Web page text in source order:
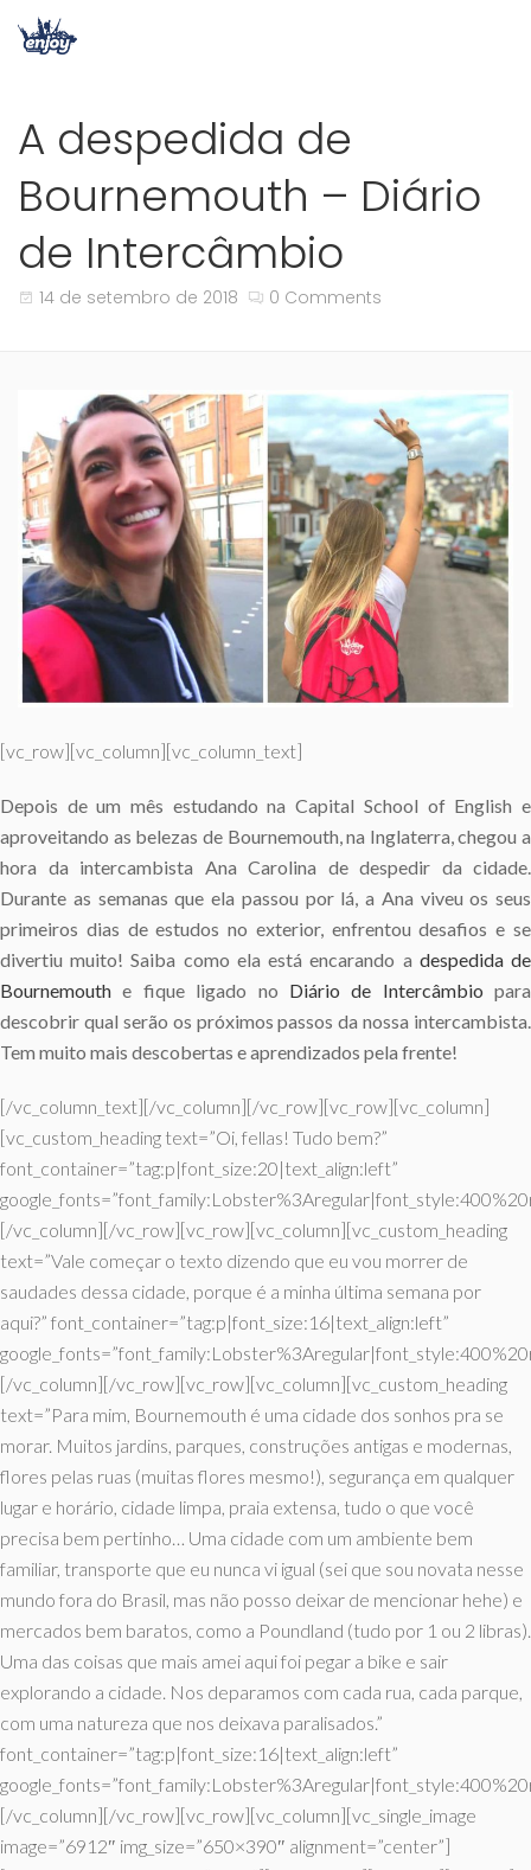
A despedida de
Bournemouth – Diário
de Intercâmbio
14 de setembro de 2018 0 Comments
[vc_row][vc_column][vc_column_text]
Depois de um mês estudando na Capital School of English e
aproveitando as belezas de Bournemouth, na Inglaterra, chegou a
hora da intercambista Ana Carolina de despedir da cidade.
Durante as semanas que ela passou por lá, a Ana viveu os seus
primeiros dias de estudos no exterior, enfrentou desafios e se
divertiu muito! Saiba como ela está encarando a despedida de
Bournemouthe fique ligado no Diário de Intercâmbio para
descobrir qual serão os próximos passos da nossa intercambista.
Tem muito mais descobertas e aprendizados pela frente!
[/vc_column_text][/vc_column][/vc_row][vc_row][vc_column]
[vc_custom_heading text=”Oi, fellas! Tudo bem?”
font_container=”tag:p|font_size:20|text_align:left”
[/vc_column][/vc_row][vc_row][vc_column][vc_custom_heading
text=”Vale começar o texto dizendo que eu vou morrer de
saudades dessa cidade, porque é a minha última semana por
aqui?” font_container=”tag:p|font_size:16|text_align:left”
[/vc_column][/vc_row][vc_row][vc_column][vc_custom_heading
text=”Para mim, Bournemouth é uma cidade dos sonhos pra se
morar. Muitos jardins, parques, construções antigas e modernas,
flores pelas ruas (muitas flores mesmo!), segurança em qualquer
lugar e horário, cidade limpa, praia extensa, tudo o que você
precisa bem pertinho… Uma cidade com um ambiente bem
familiar, transporte que eu nunca vi igual (sei que sou novata nesse
mundo fora do Brasil, mas não posso deixar de mencionar hehe) e
mercados bem baratos, como a Poundland (tudo por 1 ou 2 libras).
Uma das coisas que mais amei aqui foi pegar a bike e sair
explorando a cidade. Nos deparamos com cada rua, cada parque,
com uma natureza que nos deixava paralisados.”
font_container=”tag:p|font_size:16|text_align:left”
[/vc_column][/vc_row][vc_row][vc_column][vc_single_image
image=”6912″ img_size=”650×390″ alignment=”center”]